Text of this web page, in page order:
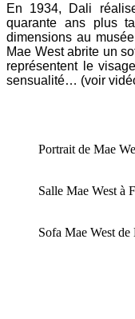
En 1934, Dali
quarante ans plus
dimensions au
Mae West abrite un
représentent le
sensualité… (voir
Portrait de Mae
Salle Mae West à
Sofa Mae West de